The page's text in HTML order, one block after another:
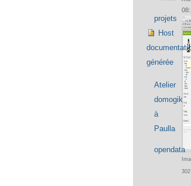
projets
Host
générée
Atelier
domogik
à
Paulla
opendata